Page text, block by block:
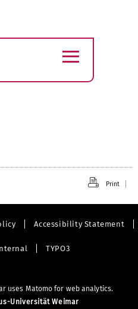
≡
Print
Accessibility Statement
TYPO3
uses Matomo for web analytics.
Universität Weimar